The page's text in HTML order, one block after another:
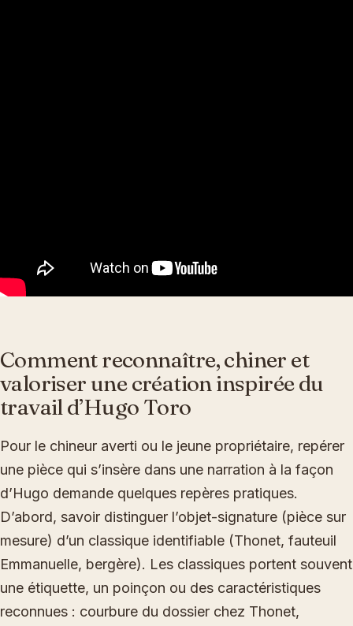
Comment reconnaître, chiner et
valoriser une création inspirée du
travail d’Hugo Toro
Pour le chineur averti ou le jeune propriétaire, repérer
une pièce qui s’insère dans une narration à la façon
d’Hugo demande quelques repères pratiques.
D’abord, savoir distinguer l’objet-signature (pièce sur
mesure) d’un classique identifiable (Thonet, fauteuil
Emmanuelle, bergère). Les classiques portent souvent
une étiquette, un poinçon ou des caractéristiques
reconnues : courbure du dossier chez Thonet,